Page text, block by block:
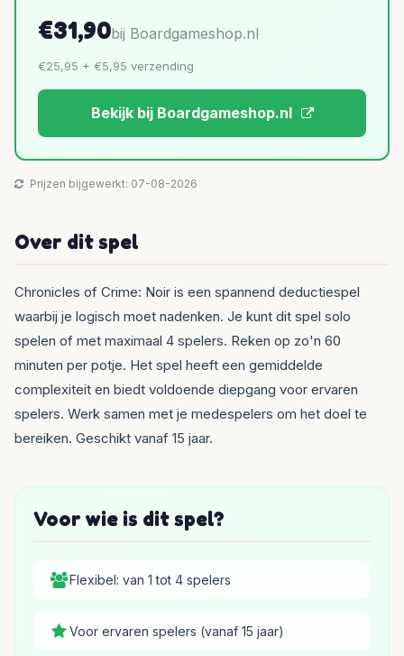
€31,90bij Boardgameshop.nl
€25,95 + €5,95 verzending
Bekijk bij Boardgameshop.nl
Prijzen bijgewerkt: 07-08-2026
Over dit spel
Chronicles of Crime: Noir is een spannend deductiespel
waarbij je logisch moet nadenken. Je kunt dit spel solo
spelen of met maximaal 4 spelers. Reken op zo'n 60
minuten per potje. Het spel heeft een gemiddelde
complexiteit en biedt voldoende diepgang voor ervaren
spelers. Werk samen met je medespelers om het doel te
bereiken. Geschikt vanaf 15 jaar.
Voor wie is dit spel?
Flexibel: van 1 tot 4 spelers
Voor ervaren spelers (vanaf 15 jaar)